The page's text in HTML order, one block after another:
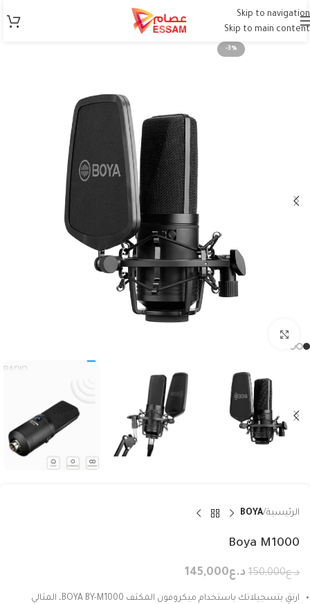
Skip to navigation
Skip to main content
-3%
الرئيسية BOYA
Boya M1000
د.ع150,000 د.ع145,000
ارتقِ بتسجيلاتك باستخدام ميكروفون المكثف BOYA BY-M1000، المثالي